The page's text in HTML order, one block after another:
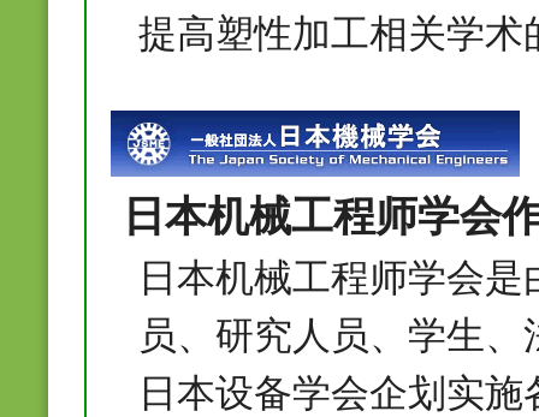
提高塑性加工相关学术
日本机械工程师学会
日本机械工程师学会
员、研究人员、学生
日本设备学会企划实